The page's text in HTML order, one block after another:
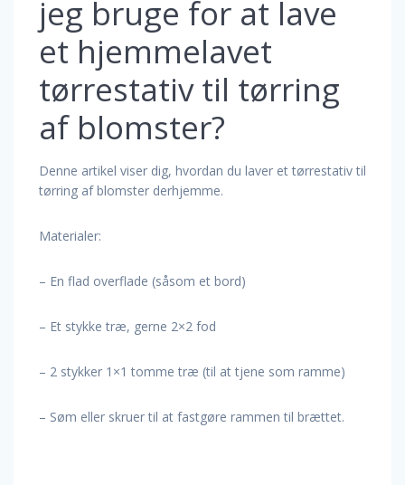
jeg bruge for at lave
et hjemmelavet
tørrestativ til tørring
af blomster?
Denne artikel viser dig, hvordan du laver et tørrestativ til
tørring af blomster derhjemme.
Materialer:
– En flad overflade (såsom et bord)
– Et stykke træ, gerne 2×2 fod
– 2 stykker 1×1 tomme træ (til at tjene som ramme)
– Søm eller skruer til at fastgøre rammen til brættet.